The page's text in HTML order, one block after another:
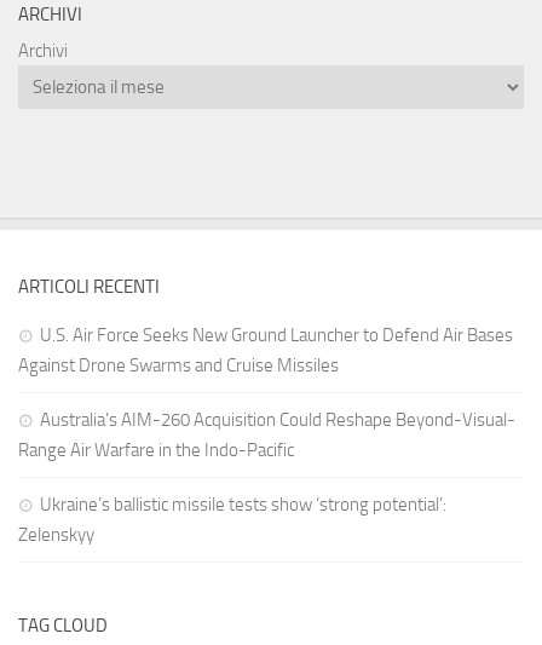
ARCHIVI
Archivi
ARTICOLI RECENTI
U.S. Air Force Seeks New Ground Launcher to Defend Air Bases
Against Drone Swarms and Cruise Missiles
Australia’s AIM-260 Acquisition Could Reshape Beyond-Visual-
Range Air Warfare in the Indo-Pacific
Ukraine’s ballistic missile tests show ‘strong potential’:
Zelenskyy
TAG CLOUD